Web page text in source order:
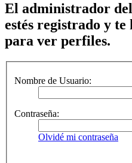
El administrador
estés registrado y
para ver perfiles.
Nombre de Usuario:
Contraseña:
Olvidé mi contraseña